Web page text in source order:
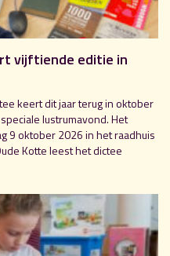
vijftiende editie in
keert dit jaar terug in oktober
lustrumavond. Het
9 oktober 2026 in het raadhuis
Kotte leest het dictee